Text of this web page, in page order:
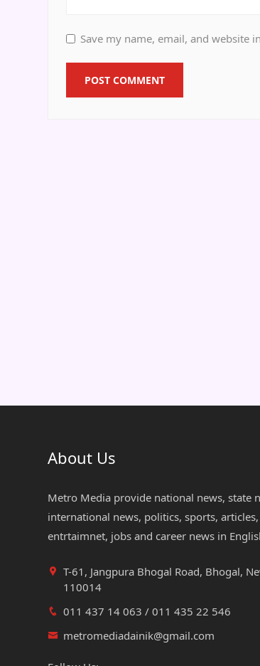
Save my name, email, and website
About Us
Metro Media provide national news, state
international news, politics, sports,
entrtaimnet, jobs and career news in
T-61, Jangpura Bhogal Road, Bhogal,
110014
011 437 14 063 / 011 435 22 546
metromediadainik@gmail.com